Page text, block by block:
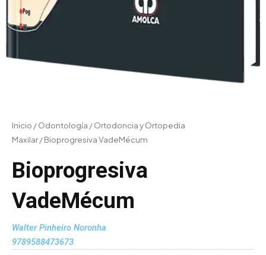
Inicio /Odontología /Ortodoncia y Ortopedia
Maxilar/ Bioprogresiva VadeMécum
Bioprogresiva
VadeMécum
Walter Pinheiro Noronha
9789588473673